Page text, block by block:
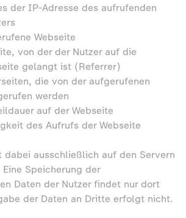
IP-Adresse des aufrufenden
Webseite
von der der Nutzer auf die
gelangt ist (Referrer)
die von der aufgerufenen
werden
auf der Webseite
des Aufrufs der Webseite
dabei ausschließlich auf den Servern
Speicherung der
Daten der Nutzer findet nur dort
der Daten an Dritte erfolgt nicht.